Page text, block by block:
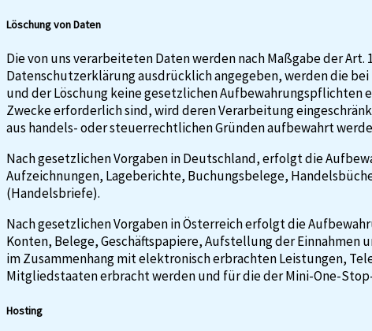
Löschung von Daten
Die von uns verarbeiteten Daten werden nach Maßgabe der
Datenschutzerklärung ausdrücklich angegeben, werden die
und der Löschung keine gesetzlichen Aufbewahrungspflichten
Zwecke erforderlich sind, wird deren Verarbeitung
aus handels- oder steuerrechtlichen Gründen aufbewahrt
Nach gesetzlichen Vorgaben in Deutschland, erfolgt die
Aufzeichnungen, Lageberichte, Buchungsbelege,
(Handelsbriefe).
Nach gesetzlichen Vorgaben in Österreich erfolgt die
Konten, Belege, Geschäftspapiere, Aufstellung der Einnahmen
im Zusammenhang mit elektronisch erbrachten Leistungen,
Mitgliedstaaten erbracht werden und für die der Mini-One-
Hosting